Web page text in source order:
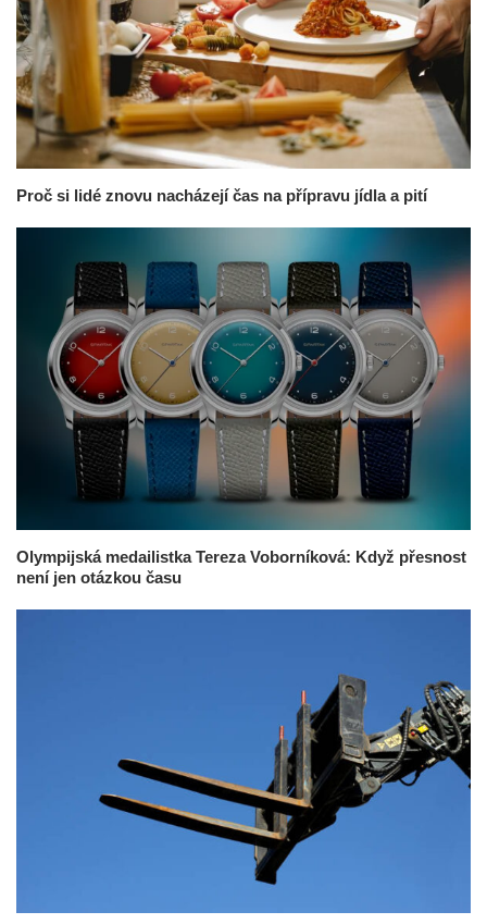
Proč si lidé znovu nacházejí čas na přípravu jídla a pití
Olympijská medailistka Tereza Voborníková: Když přesnost
není jen otázkou času